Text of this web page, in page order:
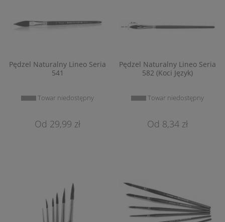
Pędzel Naturalny Lineo Seria
541
Towar niedostępny
29,99 zł
Pędzel Naturalny Lineo Seria
582 (Koci Język)
Towar niedostępny
8,34 zł